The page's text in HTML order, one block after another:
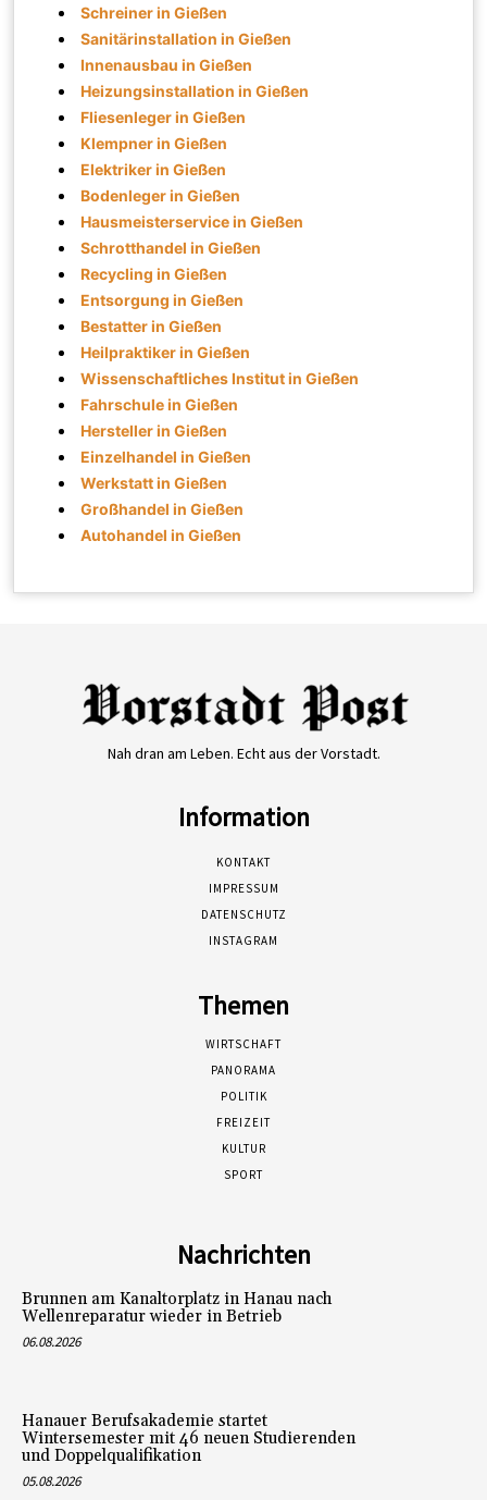
Schreiner in Gießen
Sanitärinstallation in Gießen
Innenausbau in Gießen
Heizungsinstallation in Gießen
Fliesenleger in Gießen
Klempner in Gießen
Elektriker in Gießen
Bodenleger in Gießen
Hausmeisterservice in Gießen
Schrotthandel in Gießen
Recycling in Gießen
Entsorgung in Gießen
Bestatter in Gießen
Heilpraktiker in Gießen
Wissenschaftliches Institut in Gießen
Fahrschule in Gießen
Hersteller in Gießen
Einzelhandel in Gießen
Werkstatt in Gießen
Großhandel in Gießen
Autohandel in Gießen
Nah dran am Leben. Echt aus der Vorstadt.
Information
KONTAKT
IMPRESSUM
DATENSCHUTZ
INSTAGRAM
Themen
WIRTSCHAFT
PANORAMA
POLITIK
FREIZEIT
KULTUR
SPORT
Nachrichten
Brunnen am Kanaltorplatz in Hanau nach
Wellenreparatur wieder in Betrieb
06.08.2026
Hanauer Berufsakademie startet
Wintersemester mit 46 neuen Studierenden
und Doppelqualifikation
05.08.2026